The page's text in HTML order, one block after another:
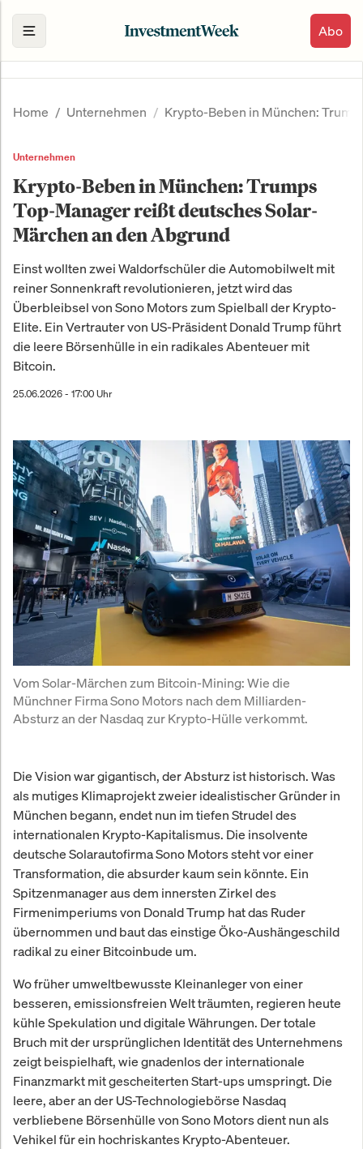
Abo
Home Unternehmen Krypto-Beben in München:
Unternehmen
Krypto-Beben in München: Trumps
Top-Manager reißt deutsches Solar-
Märchen an den Abgrund
Einst wollten zwei Waldorfschüler die Automobilwelt mit
reiner Sonnenkraft revolutionieren, jetzt wird das
Überbleibsel von Sono Motors zum Spielball der Krypto-
Elite. Ein Vertrauter von US-Präsident Donald Trump führt
die leere Börsenhülle in ein radikales Abenteuer mit
Bitcoin.
25.06.2026 - 17:00 Uhr
Vom Solar-Märchen zum Bitcoin-Mining: Wie die
Münchner Firma Sono Motors nach dem Milliarden-
Absturz an der Nasdaq zur Krypto-Hülle verkommt.
Die Vision war gigantisch, der Absturz ist historisch. Was
als mutiges Klimaprojekt zweier idealistischer Gründer in
München begann, endet nun im tiefen Strudel des
internationalen Krypto-Kapitalismus. Die insolvente
deutsche Solarautofirma Sono Motors steht vor einer
Transformation, die absurder kaum sein könnte. Ein
Spitzenmanager aus dem innersten Zirkel des
Firmenimperiums von Donald Trump hat das Ruder
übernommen und baut das einstige Öko-Aushängeschild
radikal zu einer Bitcoinbude um.
Wo früher umweltbewusste Kleinanleger von einer
besseren, emissionsfreien Welt träumten, regieren heute
kühle Spekulation und digitale Währungen. Der totale
Bruch mit der ursprünglichen Identität des Unternehmens
zeigt beispielhaft, wie gnadenlos der internationale
Finanzmarkt mit gescheiterten Start-ups umspringt. Die
leere, aber an der US-Technologiebörse Nasdaq
verbliebene Börsenhülle von Sono Motors dient nun als
Vehikel für ein hochriskantes Krypto-Abenteuer.